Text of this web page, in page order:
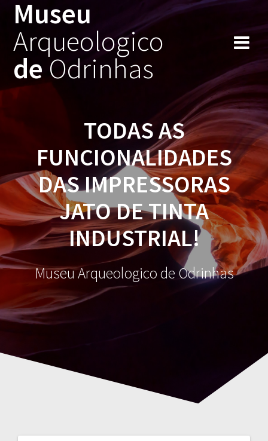
content
Museu
Arqueologico
deOdrinhas
TODAS AS
FUNCIONALIDADES
DAS IMPRESSORAS
JATO DE TINTA
INDUSTRIAL!
Museu Arqueologico de Odrinhas